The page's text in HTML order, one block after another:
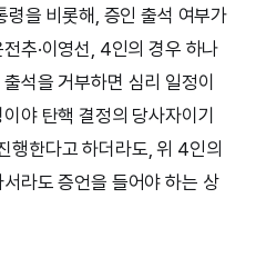
령을 비롯해, 증인 출석 여부가
추·이영선, 4인의 경우 하나
석을 거부하면 심리 일정이
야 탄핵 결정의 당사자이기
행한다고 하더라도, 위 4인의
라도 증언을 들어야 하는 상